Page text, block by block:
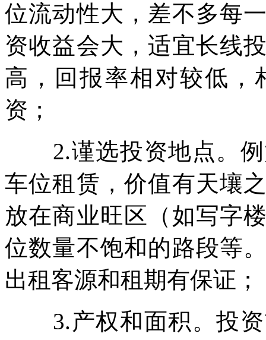
位流动性大，差不多每
资收益会大，适宜长线
高，回报率相对较低，
资；
2.谨选投资地点。例
车位租赁，价值有天壤
放在商业旺区（如写字
位数量不饱和的路段等
出租客源和租期有保证；
3.产权和面积。投资